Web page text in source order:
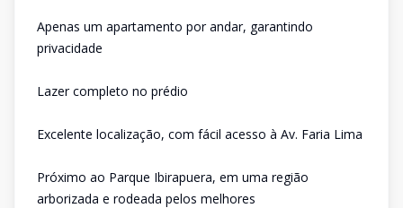
Apenas um apartamento por andar, garantindo
privacidade
Lazer completo no prédio
Excelente localização, com fácil acesso à Av. Faria Lima
Próximo ao Parque Ibirapuera, em uma região
arborizada e rodeada pelos melhores